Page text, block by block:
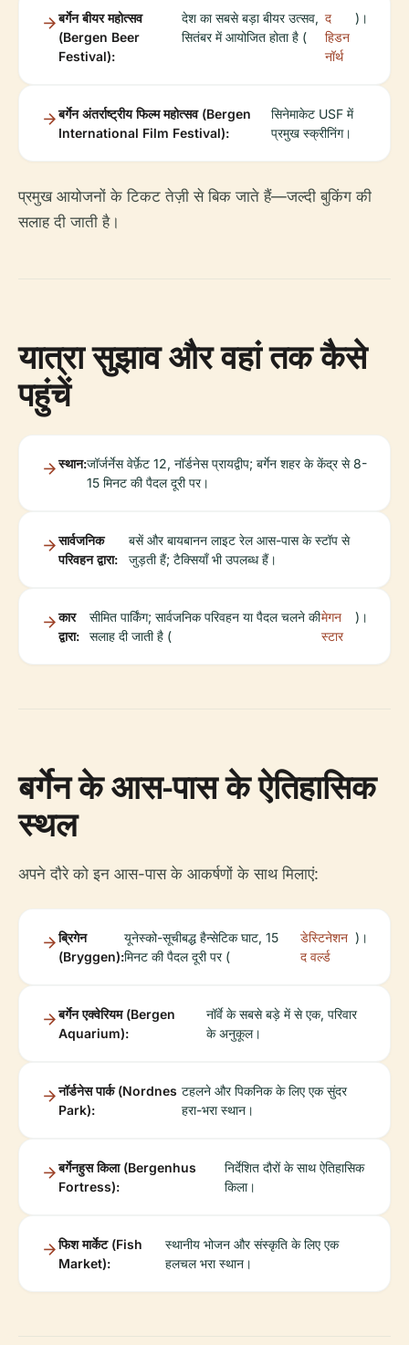
बर्गेन बीयर महोत्सव
(Bergen Beer
Festival):
देश का सबसे बड़ा बीयर उत्सव,
सितंबर में आयोजित होता है (
द
हिडन
नॉर्थ
)।
बर्गेन अंतर्राष्ट्रीय फिल्म महोत्सव (Bergen
International Film Festival):
सिनेमाकेट USF में
प्रमुख स्क्रीनिंग।
प्रमुख आयोजनों के टिकट तेज़ी से बिक जाते हैं—जल्दी बुकिंग की
सलाह दी जाती है।
यात्रा सुझाव और वहां तक कैसे
पहुंचें
स्थान:जॉर्जर्नेस वेर्फ़ेट 12, नॉर्डनेस प्रायद्वीप; बर्गेन शहर के केंद्र से 8-
15 मिनट की पैदल दूरी पर।
सार्वजनिक
परिवहन द्वारा:
बसें और बायबानन लाइट रेल आस-पास के स्टॉप से
जुड़ती हैं; टैक्सियाँ भी उपलब्ध हैं।
कार
द्वारा:
सीमित पार्किंग; सार्वजनिक परिवहन या पैदल चलने की
सलाह दी जाती है (
मेगन
स्टार
)।
बर्गेन के आस-पास के ऐतिहासिक
स्थल
अपने दौरे को इन आस-पास के आकर्षणों के साथ मिलाएं:
ब्रिगेन
(Bryggen):
यूनेस्को-सूचीबद्ध हैन्सेटिक घाट, 15
मिनट की पैदल दूरी पर (
डेस्टिनेशन
द वर्ल्ड
)।
बर्गेन एक्वेरियम (Bergen
Aquarium):
नॉर्वे के सबसे बड़े में से एक, परिवार
के अनुकूल।
नॉर्डनेस पार्क (Nordnes
Park):
टहलने और पिकनिक के लिए एक सुंदर
हरा-भरा स्थान।
बर्गेनहुस किला (Bergenhus
Fortress):
निर्देशित दौरों के साथ ऐतिहासिक
किला।
फिश मार्केट (Fish
Market):
स्थानीय भोजन और संस्कृति के लिए एक
हलचल भरा स्थान।